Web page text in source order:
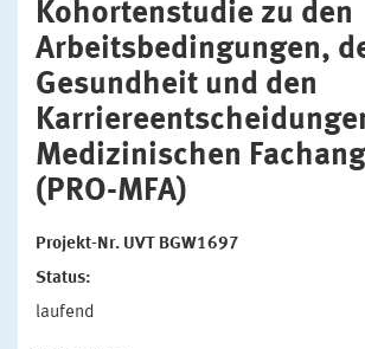
Kohortenstudie zu den
Arbeitsbedingungen,
Gesundheit und den
Medizinischen
(PRO-MFA)
Projekt-Nr. UVT BGW1697
Status:
laufend